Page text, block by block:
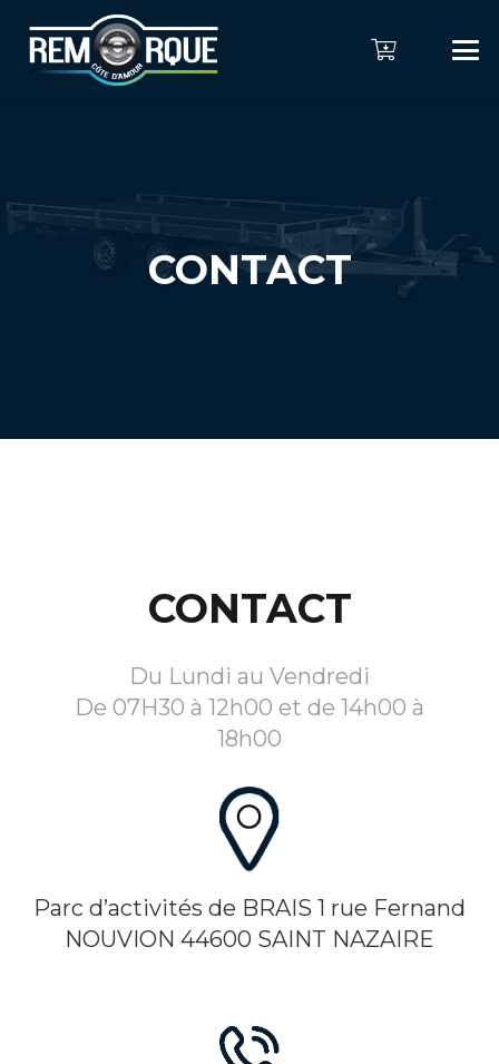
CONTACT
CONTACT
Du Lundi au Vendredi
De 07H30 à 12h00 et de 14h00 à
18h00
Parc d’activités de BRAIS 1 rue Fernand
NOUVION 44600 SAINT NAZAIRE